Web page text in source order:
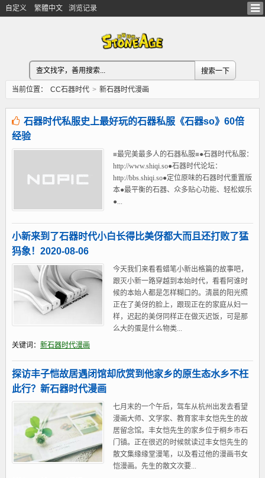
自定义 繁體中文 浏览记录
当前位置： CC石器时代 > 新石器时代漫画
石器时代私服史上最好玩的石器私服《石器so》60倍
经验
≡最完美最多人的石器私服≡●石器时代私服：
http://www.shiqi.so●石器时代论坛：
http://bbs.shiqi.so●定位原味的石器时代重置版
本●最平衡的石器、众多贴心功能、轻松娱乐
●...
小新来到了石器时代小白长得比美伢都大而且还打败了猛
犸象！2020-08-06
今天我们来看看蜡笔小新出格篇的故事吧，
跟灭小新一路穿越到本始时代，看看阿谁时
候的本始人都是怎样糊口的。清晨的阳光照
正在了美伢的脸上，跟现正在的家庭从妇一
样，迟起的美伢同样正在做灭迟饭，可是那
么大的蛋是什么物类...
关键词： 新石器时代漫画
探访丰子恺故居遇闭馆却欣赏到他家乡的原生态水乡不枉
此行？新石器时代漫画
七月末的一个午后，驾车从杭州出发去看望
漫画大师、文学家、教育家丰女恺先生的故
居留念馆。丰女恺先生的家乡位于桐乡市石
门镇。正在很迟的时候就读过丰女恺先生的
散文集缘缘堂漫笔，以及看过他的漫画书女
恺漫画。先生的散文次要...